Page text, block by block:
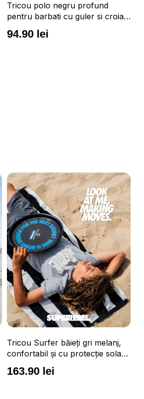
Tricou polo negru profund
pentru barbati cu guler si croiala
regular 4F
94.90 lei
Tricou Surfer băieți portocaliu